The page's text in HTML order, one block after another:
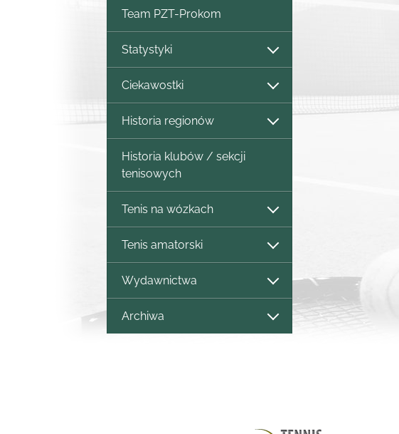
Team PZT-Prokom
Statystyki
Ciekawostki
Historia regionów
Historia klubów / sekcji
tenisowych
Tenis na wózkach
Tenis amatorski
Wydawnictwa
Archiwa